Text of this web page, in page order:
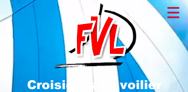
Croisières en voilier